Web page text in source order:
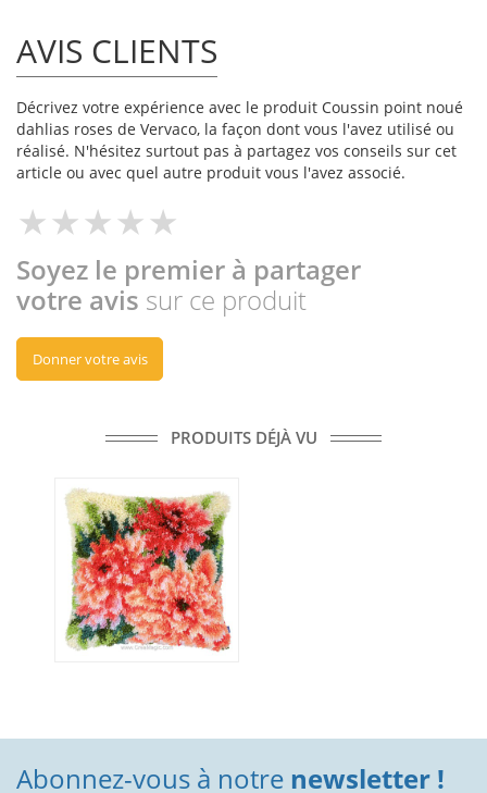
AVIS CLIENTS
Décrivez votre expérience avec le produit Coussin point noué
dahlias roses de Vervaco, la façon dont vous l'avez utilisé ou
réalisé. N'hésitez surtout pas à partagez vos conseils sur cet
article ou avec quel autre produit vous l'avez associé.
Soyez le premier à partager
votre avis sur ce produit
Donner votre avis
PRODUITS DÉJÀ VU
Abonnez-vous à notre newsletter !